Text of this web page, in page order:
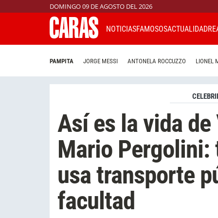
DOMINGO 09 DE AGOSTO DEL 2026
NOTICIASFAMOSOSACTUALIDAD
PAMPITA JORGE MESSI ANTONELA ROCCUZZO LIONEL
Así es la vida
Mario Pergolini:
usa transporte
facultad